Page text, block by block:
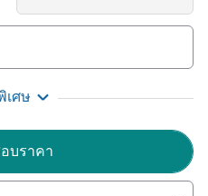
to enjoy. Take a
the hotel, and shopping is
first hotel in Madagascar.
our ibis Hotel & Spa
your expectations for a
เศษ
บราคา